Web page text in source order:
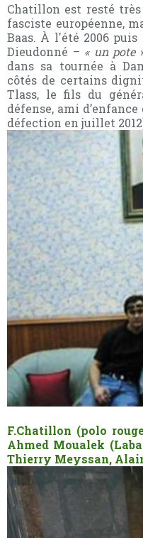
Chatillon est resté
fasciste européenne,
Baas. À l'été 2006
Dieudonné – « un pote
dans sa tournée à
côtés de certains
Tlass, le fils du
défense, ami
défection en juillet
F.Chatillon (polo
Ahmed Moualek
Thierry Meyssan,